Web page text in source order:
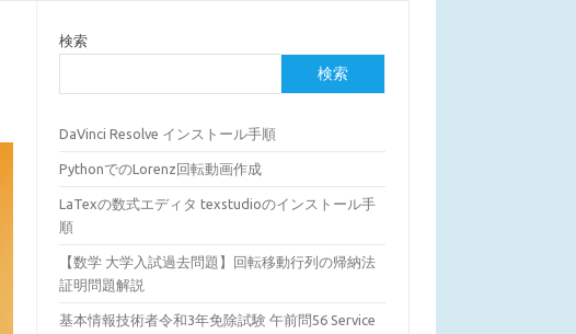
検索
検索
DaVinci Resolve インストール手順
PythonでのLorenz回転動画作成
LaTexの数式エディタ texstudioのインストール手
順
【数学 大学入試過去問題】回転移動行列の帰納法
証明問題解説
基本情報技術者令和3年免除試験 午前問56 Service